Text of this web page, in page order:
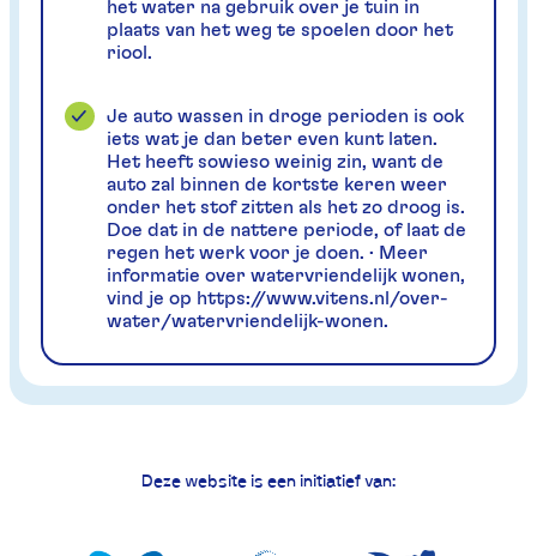
het water na gebruik over je tuin in
plaats van het weg te spoelen door het
riool.
Je auto wassen in droge perioden is ook
iets wat je dan beter even kunt laten.
Het heeft sowieso weinig zin, want de
auto zal binnen de kortste keren weer
onder het stof zitten als het zo droog is.
Doe dat in de nattere periode, of laat de
regen het werk voor je doen. · Meer
informatie over watervriendelijk wonen,
vind je op https://www.vitens.nl/over-
water/watervriendelijk-wonen.
Deze website is een initiatief van: